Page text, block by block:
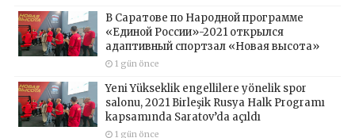
В Саратове по Народной программе
«Единой России»-2021 открылся
адаптивный спортзал «Новая высота»
1 gün önce
Yeni Yükseklik engellilere yönelik spor
salonu, 2021 Birleşik Rusya Halk Programı
kapsamında Saratov’da açıldı
1 gün önce